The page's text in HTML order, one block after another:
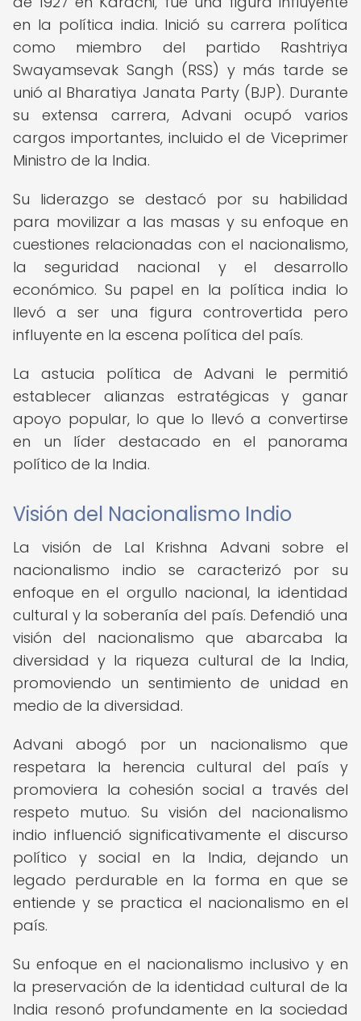
en la política india. Inició su carrera política
como miembro del partido Rashtriya
Swayamsevak Sangh (RSS) y más tarde se
unió al Bharatiya Janata Party (BJP). Durante
su extensa carrera, Advani ocupó varios
cargos importantes, incluido el de Viceprimer
Ministro de la India.
Su liderazgo se destacó por su habilidad
para movilizar a las masas y su enfoque en
cuestiones relacionadas con el nacionalismo,
la seguridad nacional y el desarrollo
económico. Su papel en la política india lo
llevó a ser una figura controvertida pero
influyente en la escena política del país.
La astucia política de Advani le permitió
establecer alianzas estratégicas y ganar
apoyo popular, lo que lo llevó a convertirse
en un líder destacado en el panorama
político de la India.
Visión del Nacionalismo Indio
La visión de Lal Krishna Advani sobre el
nacionalismo indio se caracterizó por su
enfoque en el orgullo nacional, la identidad
cultural y la soberanía del país. Defendió una
visión del nacionalismo que abarcaba la
diversidad y la riqueza cultural de la India,
promoviendo un sentimiento de unidad en
medio de la diversidad.
Advani abogó por un nacionalismo que
respetara la herencia cultural del país y
promoviera la cohesión social a través del
respeto mutuo. Su visión del nacionalismo
indio influenció significativamente el discurso
político y social en la India, dejando un
legado perdurable en la forma en que se
entiende y se practica el nacionalismo en el
país.
Su enfoque en el nacionalismo inclusivo y en
la preservación de la identidad cultural de la
India resonó profundamente en la sociedad